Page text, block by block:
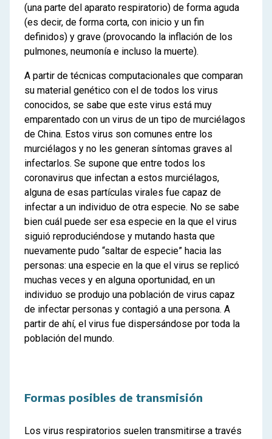
(una parte del aparato respiratorio) de forma aguda
(es decir, de forma corta, con inicio y un fin
definidos) y grave (provocando la inflación de los
pulmones, neumonía e incluso la muerte).
A partir de técnicas computacionales que comparan
su material genético con el de todos los virus
conocidos, se sabe que este virus está muy
emparentado con un virus de un tipo de murciélagos
de China. Estos virus son comunes entre los
murciélagos y no les generan síntomas graves al
infectarlos. Se supone que entre todos los
coronavirus que infectan a estos murciélagos,
alguna de esas partículas virales fue capaz de
infectar a un individuo de otra especie. No se sabe
bien cuál puede ser esa especie en la que el virus
siguió reproduciéndose y mutando hasta que
nuevamente pudo “saltar de especie” hacia las
personas: una especie en la que el virus se replicó
muchas veces y en alguna oportunidad, en un
individuo se produjo una población de virus capaz
de infectar personas y contagió a una persona. A
partir de ahí, el virus fue dispersándose por toda la
población del mundo.
Formas posibles de transmisión
Los virus respiratorios suelen transmitirse a través